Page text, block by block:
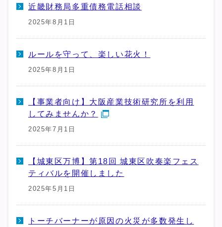
近畿財務局多重債務電話相談
2025年8月1日
ルールを守って、楽しい花火！
2025年8月1日
【事業者向け】大阪産業技術研究所を利用
してみませんか？
2025年7月1日
【城東区万博】第18回 城東区吹奏楽フェス
ティバルを開催しました
2025年5月1日
トーチバーナーが原因の火災が多数発生し